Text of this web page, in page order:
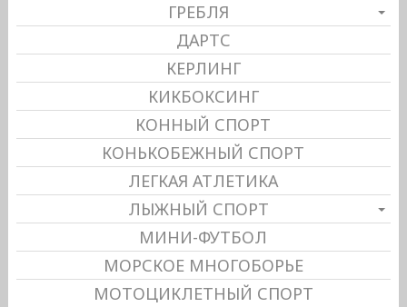
ГРЕБЛЯ
ДАРТС
КЕРЛИНГ
КИКБОКСИНГ
КОННЫЙ СПОРТ
КОНЬКОБЕЖНЫЙ СПОРТ
ЛЕГКАЯ АТЛЕТИКА
ЛЫЖНЫЙ СПОРТ
МИНИ-ФУТБОЛ
МОРСКОЕ МНОГОБОРЬЕ
МОТОЦИКЛЕТНЫЙ СПОРТ